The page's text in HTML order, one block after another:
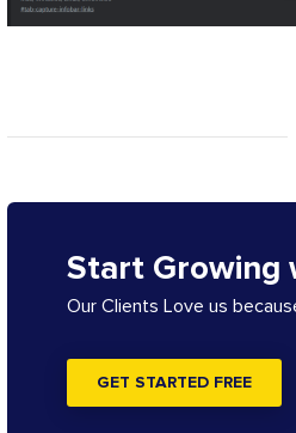
Start Growing
Our Clients Love us
GET STARTED FREE